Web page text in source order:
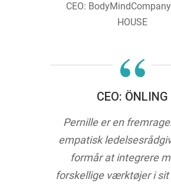
CEO:
HOUSE
“
CEO: ÖNLING
Pernille er en
empatisk
formår at integrere
forskellige værktøjer i sit